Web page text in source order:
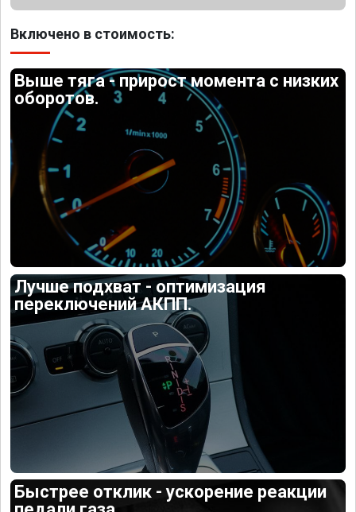
Включено в стоимость:
Выше тяга - прирост момента с низких
оборотов.
Лучше подхват - оптимизация
переключений АКПП.
Быстрее отклик - ускорение реакции